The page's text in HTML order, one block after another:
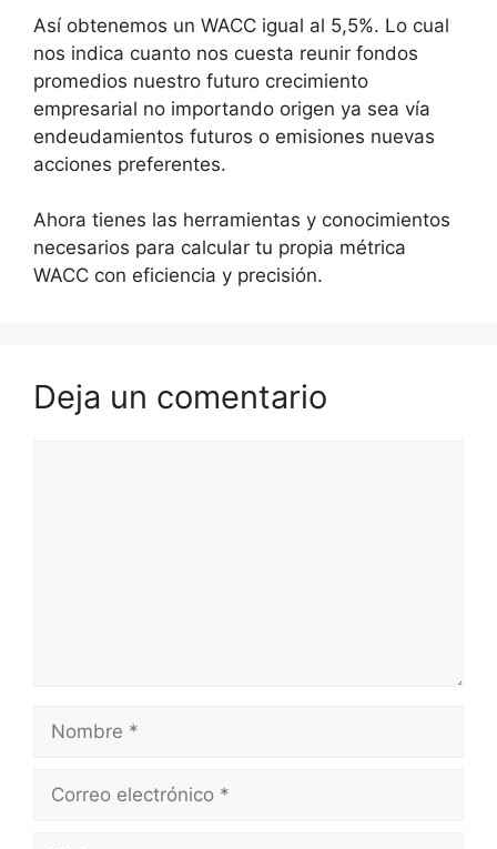
Así obtenemos un WACC igual al 5,5%. Lo cual
nos indica cuanto nos cuesta reunir fondos
promedios nuestro futuro crecimiento
empresarial no importando origen ya sea vía
endeudamientos futuros o emisiones nuevas
acciones preferentes.
Ahora tienes las herramientas y conocimientos
necesarios para calcular tu propia métrica
WACC con eficiencia y precisión.
Deja un comentario
Nombre
Correo
Web